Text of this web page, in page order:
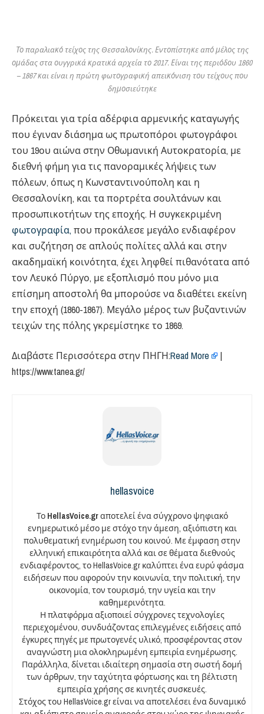
Το παραλιακό τείχος της Θεσσαλονίκης. Εντοπίστηκε από μέλος της
ομάδας στα ουγγρικά κρατικά αρχεία το 2017. Είναι της περιόδου 1860
– 1867 και είναι η πρώτη φωτογραφική απεικόνιση του τείχους που
δημοσιεύτηκε
Πρόκειται για τρία αδέρφια αρμενικής καταγωγής
που έγιναν διάσημα ως πρωτοπόροι φωτογράφοι
του 19ου αιώνα στην Οθωμανική Αυτοκρατορία, με
διεθνή φήμη για τις πανοραμικές λήψεις των
πόλεων, όπως η Κωνσταντινούπολη και η
Θεσσαλονίκη, και τα πορτρέτα σουλτάνων και
προσωπικοτήτων της εποχής. Η συγκεκριμένη
φωτογραφία, που προκάλεσε μεγάλο ενδιαφέρον
και συζήτηση σε απλούς πολίτες αλλά και στην
ακαδημαϊκή κοινότητα, έχει ληφθεί πιθανότατα από
τον Λευκό Πύργο, με εξοπλισμό που μόνο μια
επίσημη αποστολή θα μπορούσε να διαθέτει εκείνη
την εποχή (1860-1867). Μεγάλο μέρος των βυζαντινών
τειχών της πόλης γκρεμίστηκε το 1869.
Διαβάστε Περισσότερα στην ΠΗΓΗ:​Read More
|
https://www.tanea.gr/
hellasvoice
Το HellasVoice.grαποτελεί ένα σύγχρονο ψηφιακό
ενημερωτικό μέσο με στόχο την άμεση, αξιόπιστη και
πολυθεματική ενημέρωση του κοινού. Με έμφαση στην
ελληνική επικαιρότητα αλλά και σε θέματα διεθνούς
ενδιαφέροντος, το HellasVoice.gr καλύπτει ένα ευρύ φάσμα
ειδήσεων που αφορούν την κοινωνία, την πολιτική, την
οικονομία, τον τουρισμό, την υγεία και την
καθημερινότητα.
Η πλατφόρμα αξιοποιεί σύγχρονες τεχνολογίες
περιεχομένου, συνδυάζοντας επιλεγμένες ειδήσεις από
έγκυρες πηγές με πρωτογενές υλικό, προσφέροντας στον
αναγνώστη μια ολοκληρωμένη εμπειρία ενημέρωσης.
Παράλληλα, δίνεται ιδιαίτερη σημασία στη σωστή δομή
των άρθρων, την ταχύτητα φόρτωσης και τη βέλτιστη
εμπειρία χρήσης σε κινητές συσκευές.
Στόχος του HellasVoice.gr είναι να αποτελέσει ένα δυναμικό